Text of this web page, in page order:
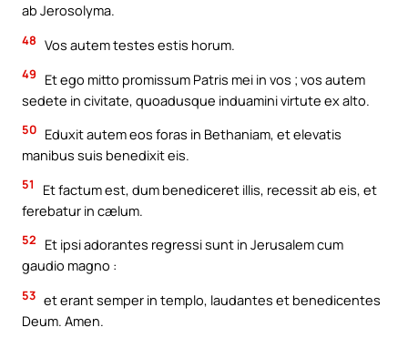
ab Jerosolyma.
48 Vos autem testes estis horum.
49
Et ego mitto promissum Patris mei in vos ; vos autem
sedete in civitate, quoadusque induamini virtute ex alto.
50 Eduxit autem eos foras in Bethaniam, et elevatis
manibus suis benedixit eis.
51
Et factum est, dum benediceret illis, recessit ab eis, et
ferebatur in cælum.
52
Et ipsi adorantes regressi sunt in Jerusalem cum
gaudio magno :
53 et erant semper in templo, laudantes et benedicentes
Deum. Amen.